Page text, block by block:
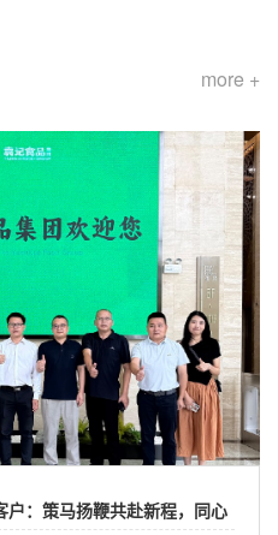
more +
：策马扬鞭共赴新程，同心